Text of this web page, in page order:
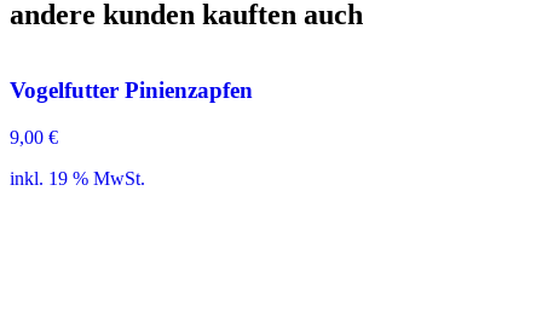
andere kunden kauften auch
Vogelfutter Pinienzapfen
9,00 €
inkl. 19 % MwSt.